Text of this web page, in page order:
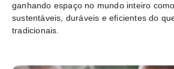
ganhando espaço no mundo inteiro
sustentáveis, duráveis e eficientes do
tradicionais.